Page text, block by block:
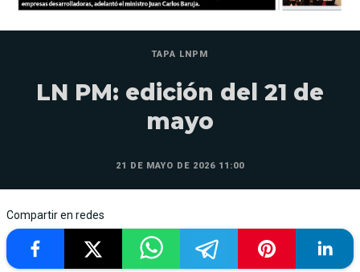
TAPA LNPM
LN PM: edición del 21 de
mayo
21 DE MAYO DE 2026 11:00
Compartir en redes